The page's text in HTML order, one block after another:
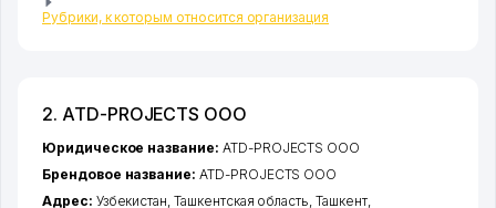
Рубрики, к которым относится организация
2. ATD-PROJECTS ООО
Юридическое название: ATD-PROJECTS ООО
Брендовое название: ATD-PROJECTS ООО
Адрес: Узбекистан,Ташкентская область,Ташкент,